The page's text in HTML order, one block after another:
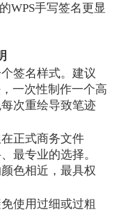
WPS手写签名更显
签名样式。建议
一次性制作一个高
次重绘导致笔迹
正式商务文件
最专业的选择。
色相近，最具权
使用过细或过粗